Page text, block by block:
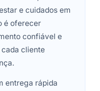
e cuidados em
é oferecer
confiável e
cliente
entrega rápida